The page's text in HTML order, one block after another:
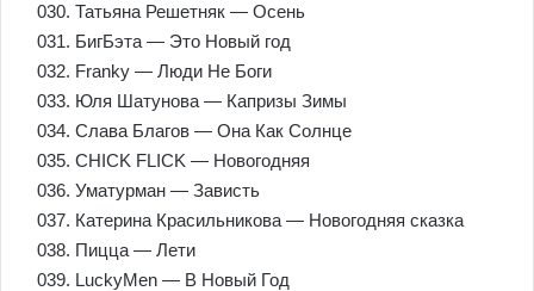
030. Татьяна Решетняк — Осень
031. БигБэта — Это Новый год
032. Franky — Люди Не Боги
033. Юля Шатунова — Капризы Зимы
034. Слава Благов — Она Как Солнце
035. CHICK FLICK — Новогодняя
036. Уматурман — Зависть
037. Катерина Красильникова — Новогодняя сказка
038. Пицца — Лети
039. LuckyMen — В Новый Год